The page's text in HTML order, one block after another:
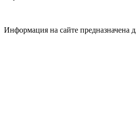
Информация на сайте предназначена